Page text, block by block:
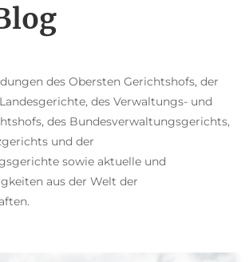
des Obersten Gerichtshofs, der
des Verwaltungs- und
des Bundesverwaltungsgerichts,
und der
sowie aktuelle und
aus der Welt der